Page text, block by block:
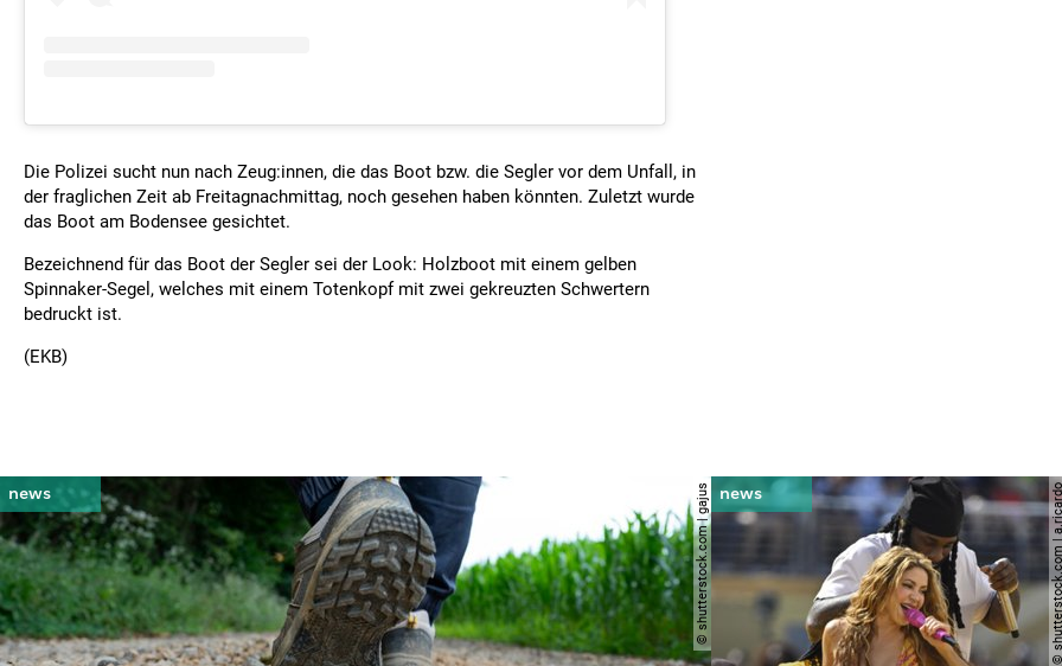
Die Polizei sucht nun nach Zeug:innen, die das Boot bzw. die Segler vor dem Unfall, in
der fraglichen Zeit ab Freitagnachmittag, noch gesehen haben könnten. Zuletzt wurde
das Boot am Bodensee gesichtet.
Bezeichnend für das Boot der Segler sei der Look: Holzboot mit einem gelben
Spinnaker-Segel, welches mit einem Totenkopf mit zwei gekreuzten Schwertern
bedruckt ist.
(EKB)
© shutterstock.com | gajus ©